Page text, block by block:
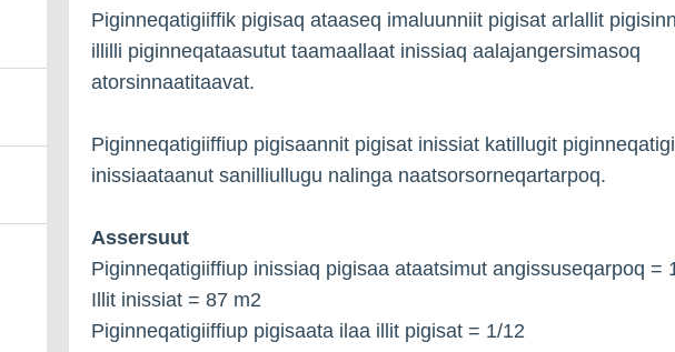
Piginneqatigiiffik pigisaq ataaseq imaluunniit pigisat arlallit
illilli piginneqataasutut taamaallaat inissiaq aalajangersimasoq
atorsinnaatitaavat.
Piginneqatigiiffiup pigisaannit pigisat inissiat katillugit
inissiaataanut sanilliullugu nalinga naatsorsorneqartarpoq.
Assersuut
Piginneqatigiiffiup inissiaq pigisaa ataatsimut angissuseqarpoq =
Illit inissiat = 87 m2
Piginneqatigiiffiup pigisaata ilaa illit pigisat = 1/12